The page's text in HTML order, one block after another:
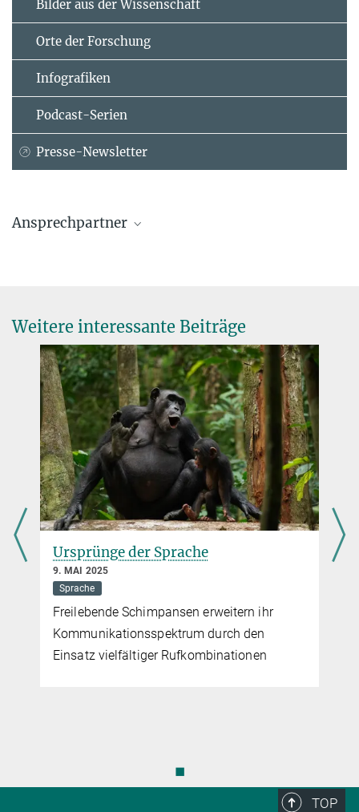
Bilder aus der Wissenschaft
Orte der Forschung
Infografiken
Podcast-Serien
Presse-Newsletter
Ansprechpartner
Nick.Enfield@...
Weitere interessante Beiträge
Ursprünge der Sprache
9. MAI 2025
Sprache
Freilebende Schimpansen erweitern ihr
Kommunikationsspektrum durch den
Einsatz vielfältiger Rufkombinationen
◼
TOP